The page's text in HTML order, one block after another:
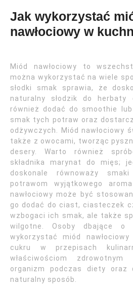
Jak wykorzystać
nawłociowy w
Miód nawłociowy to
można wykorzystać na wiele
słodki smak sprawia, że
naturalny słodzik do herbaty
również dodać do smoothie
smak tych potraw oraz
odżywczych. Miód nawłociowy
także z owocami, tworząc
desery. Warto również
składnika marynat do mięs;
doskonale równoważy
potrawom wyjątkowego
nawłociowy może być
go dodać do ciast, ciasteczek
wzbogaci ich smak, ale także
wilgotne. Osoby dbające o
wykorzystać miód
cukru w przepisach
właściwościom
organizm podczas diety oraz
naturalny sposób.